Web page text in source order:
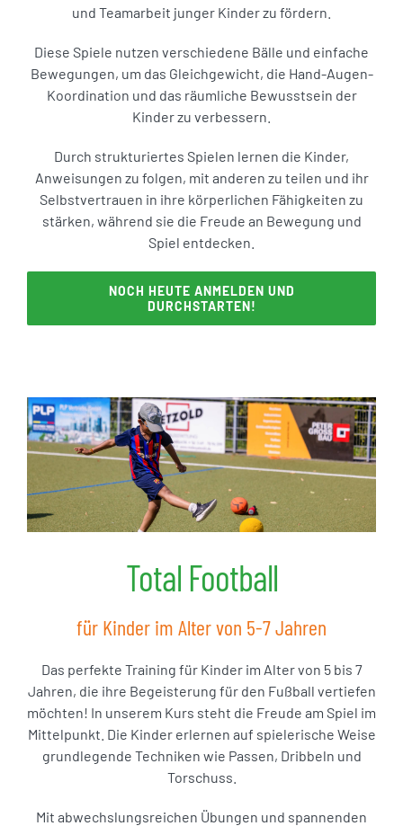
und Teamarbeit junger Kinder zu fördern.
Diese Spiele nutzen verschiedene Bälle und einfache
Bewegungen, um das Gleichgewicht, die Hand-Augen-
Koordination und das räumliche Bewusstsein der
Kinder zu verbessern.
Durch strukturiertes Spielen lernen die Kinder,
Anweisungen zu folgen, mit anderen zu teilen und ihr
Selbstvertrauen in ihre körperlichen Fähigkeiten zu
stärken, während sie die Freude an Bewegung und
Spiel entdecken.
NOCH HEUTE ANMELDEN UND
DURCHSTARTEN!
Total Football
für Kinder im Alter von 5-7 Jahren
Das perfekte Training für Kinder im Alter von 5 bis 7
Jahren, die ihre Begeisterung für den Fußball vertiefen
möchten! In unserem Kurs steht die Freude am Spiel im
Mittelpunkt. Die Kinder erlernen auf spielerische Weise
grundlegende Techniken wie Passen, Dribbeln und
Torschuss.
Mit abwechslungsreichen Übungen und spannenden